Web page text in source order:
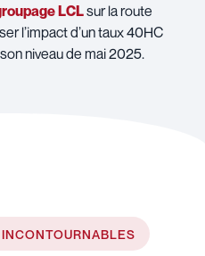
LCLsur la route
l’impact d’un taux 40HC
niveau de mai 2025.